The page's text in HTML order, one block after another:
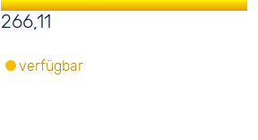
266,11
verfügbar